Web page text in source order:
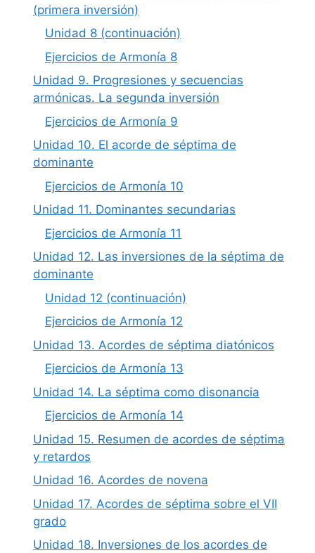
(primera inversión)
Unidad 8 (continuación)
Ejercicios de Armonía 8
Unidad 9. Progresiones y secuencias
armónicas. La segunda inversión
Ejercicios de Armonía 9
Unidad 10. El acorde de séptima de
dominante
Ejercicios de Armonía 10
Unidad 11. Dominantes secundarias
Ejercicios de Armonía 11
Unidad 12. Las inversiones de la séptima de
dominante
Unidad 12 (continuación)
Ejercicios de Armonía 12
Unidad 13. Acordes de séptima diatónicos
Ejercicios de Armonía 13
Unidad 14. La séptima como disonancia
Ejercicios de Armonía 14
Unidad 15. Resumen de acordes de séptima
y retardos
Unidad 16. Acordes de novena
Unidad 17. Acordes de séptima sobre el VII
grado
Unidad 18. Inversiones de los acordes de